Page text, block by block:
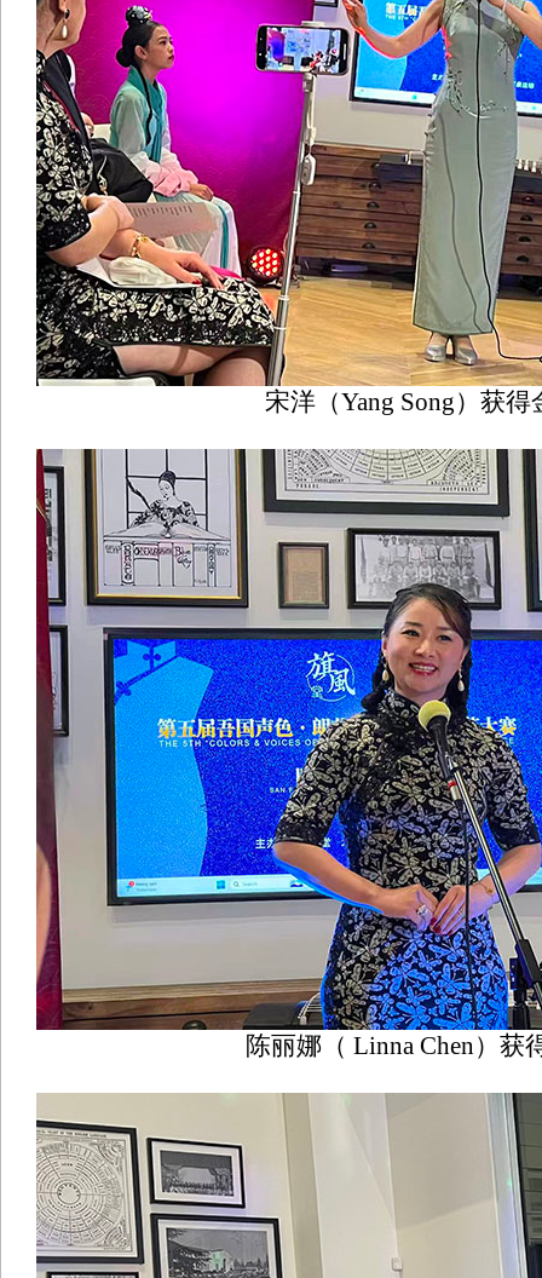
宋洋（Yang Song）获得
陈丽娜（ Linna Chen）获